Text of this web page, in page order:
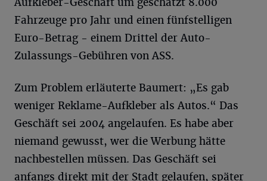
Fahrzeuge pro Jahr und einen fünfstelligen
Euro-Betrag - einem Drittel der Auto-
Zulassungs-Gebühren von ASS.
Zum Problem erläuterte Baumert: „Es gab
weniger Reklame-Aufkleber als Autos.“ Das
Geschäft sei 2004 angelaufen. Es habe aber
niemand gewusst, wer die Werbung hätte
nachbestellen müssen. Das Geschäft sei
anfangs direkt mit der Stadt gelaufen, später